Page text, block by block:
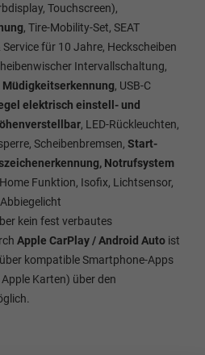
Touchscreen),
, Tire-Mobility-Set, SEAT
Service für 10 Jahre, Heckscheiben
Intervallschaltung,
Müdigkeitserkennung, USB-C
elektrisch einstell- und
, LED-Rückleuchten,
Scheibenbremsen, Start-
Notrufsystem
Funktion, Isofix, Lichtsensor,
kein fest verbautes
Apple CarPlay / Android Auto ist
über kompatible Smartphone-Apps
Karten) über den